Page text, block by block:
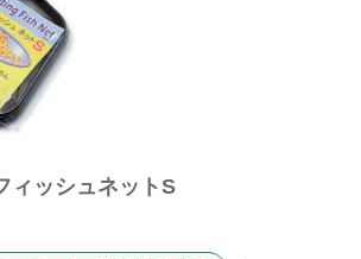
ィッシュネットS